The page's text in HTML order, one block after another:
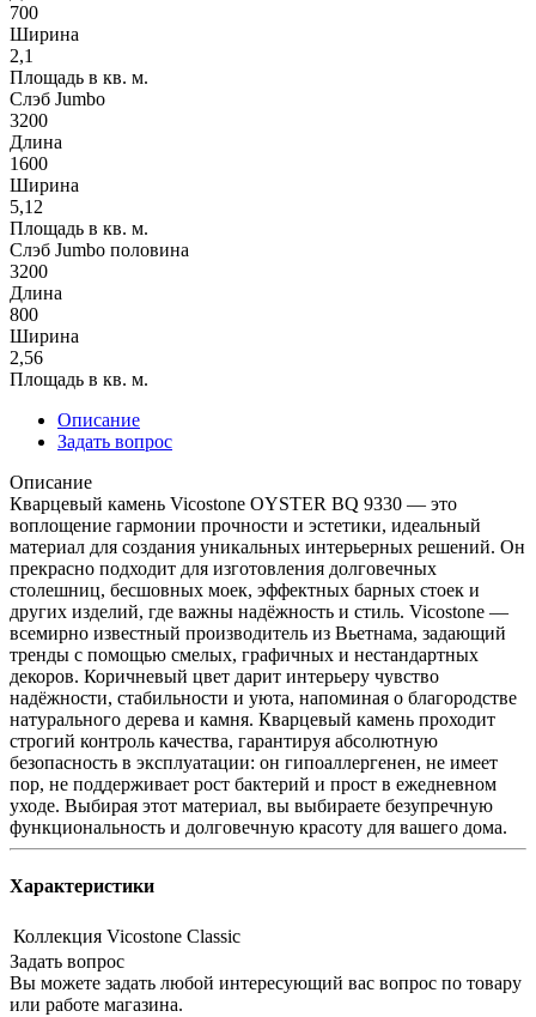
700
Ширина
2,1
Площадь в кв. м.
Слэб Jumbo
3200
Длина
1600
Ширина
5,12
Площадь в кв. м.
Слэб Jumbo половина
3200
Длина
800
Ширина
2,56
Площадь в кв. м.
Описание
Задать вопрос
Описание
Кварцевый камень Vicostone OYSTER BQ 9330 — это
воплощение гармонии прочности и эстетики, идеальный
материал для создания уникальных интерьерных решений. Он
прекрасно подходит для изготовления долговечных
столешниц, бесшовных моек, эффектных барных стоек и
других изделий, где важны надёжность и стиль. Vicostone —
всемирно известный производитель из Вьетнама, задающий
тренды с помощью смелых, графичных и нестандартных
декоров. Коричневый цвет дарит интерьеру чувство
надёжности, стабильности и уюта, напоминая о благородстве
натурального дерева и камня. Кварцевый камень проходит
строгий контроль качества, гарантируя абсолютную
безопасность в эксплуатации: он гипоаллергенен, не имеет
пор, не поддерживает рост бактерий и прост в ежедневном
уходе. Выбирая этот материал, вы выбираете безупречную
функциональность и долговечную красоту для вашего дома.
Характеристики
Коллекция Vicostone Classic
Задать вопрос
Вы можете задать любой интересующий вас вопрос по товару
или работе магазина.